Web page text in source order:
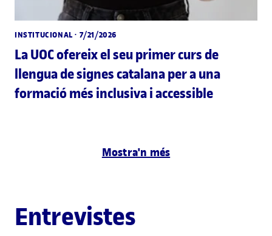
INSTITUCIONAL · 7/21/2026
La UOC ofereix el seu primer curs de
llengua de signes catalana per a una
formació més inclusiva i accessible
Mostra'n més
Entrevistes